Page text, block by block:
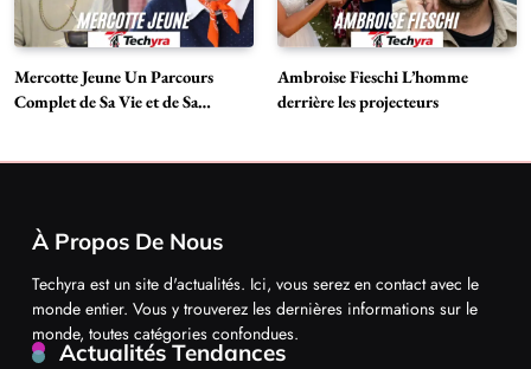
Mercotte Jeune Un Parcours
Complet de Sa Vie et de Sa
Ambroise Fieschi L’homme
derrière les projecteurs
À Propos De Nous
Techyra est un site d'actualités. Ici, vous serez en contact avec le
monde entier. Vous y trouverez les dernières informations sur le
monde, toutes catégories confondues.
Actualités Tendances